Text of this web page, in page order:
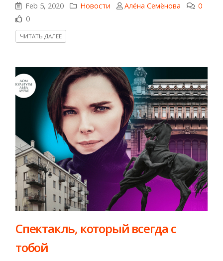
Feb 5, 2020 Новости Алёна Семёнова
0
0
ЧИТАТЬ ДАЛЕЕ
​Спектакль, который всегда с
тобой